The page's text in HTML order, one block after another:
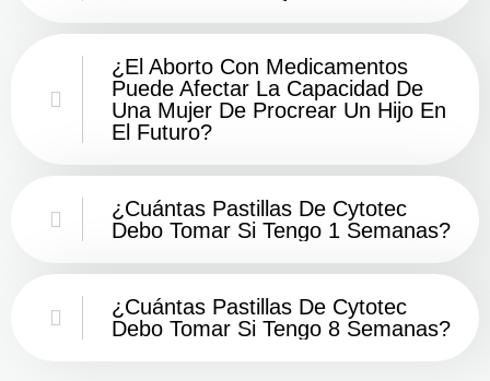
¿El Aborto Con Medicamentos
Puede Afectar La Capacidad De
Una Mujer De Procrear Un Hijo En
El Futuro?
¿Cuántas Pastillas De Cytotec
Debo Tomar Si Tengo 1 Semanas?
¿Cuántas Pastillas De Cytotec
Debo Tomar Si Tengo 8 Semanas?